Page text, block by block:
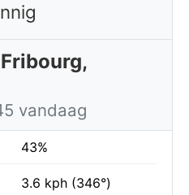
vandaag
43%
3.6 kph (346°)